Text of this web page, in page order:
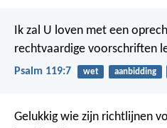
Ik zal U loven met een
rechtvaardige voorschriften
Psalm 119:7 wet aanbidding
Gelukkig wie zijn richtlijnen